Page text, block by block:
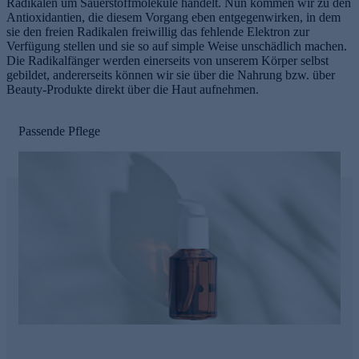
Antioxidantien, die diesem Vorgang eben entgegenwirken, in dem
sie den freien Radikalen freiwillig das fehlende Elektron zur
Verfügung stellen und sie so auf simple Weise unschädlich machen.
Die Radikalfänger werden einerseits von unserem Körper selbst
gebildet, andererseits können wir sie über die Nahrung bzw. über
Beauty-Produkte direkt über die Haut aufnehmen.
Passende Pflege